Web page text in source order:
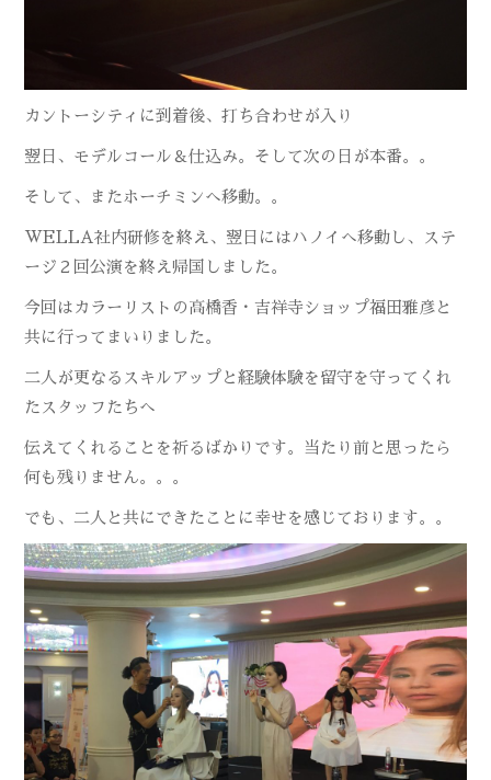
カントーシティに到着後、打ち合わせが入り
翌日、モデルコール＆仕込み。そして次の日が本番。。
そして、またホーチミンへ移動。。
WELLA社内研修を終え、翌日にはハノイへ移動し、ステ
ージ２回公演を終え帰国しました。
今回はカラーリストの高橋香・吉祥寺ショップ福田雅彦と
共に行ってまいりました。
二人が更なるスキルアップと経験体験を留守を守ってくれ
たスタッフたちへ
伝えてくれることを祈るばかりです。当たり前と思ったら
何も残りません。。。
でも、二人と共にできたことに幸せを感じております。。